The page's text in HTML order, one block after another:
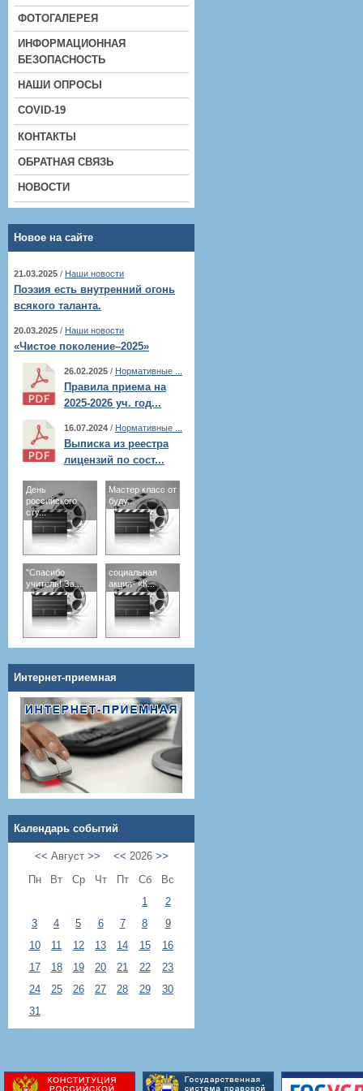
ФОТОГАЛЕРЕЯ
ИНФОРМАЦИОННАЯ
БЕЗОПАСНОСТЬ
НАШИ ОПРОСЫ
COVID-19
КОНТАКТЫ
ОБРАТНАЯ СВЯЗЬ
НОВОСТИ
Новое на сайте
21.03.2025 / Наши новости
Поэзия есть внутренний огонь
всякого таланта.
20.03.2025 / Наши новости
«Чистое поколение–2025»
26.02.2025 / Нормативные ...
Правила приема на
2025-2026 уч. год...
16.07.2024 / Нормативные ...
Выписка из реестра
лицензий по сост...
День
российского
сту...
Мастер класс от
буду...
"Спасибо
учитель! За...
социальная
акция- «К...
Интернет-приемная
Календарь событий
<< Август >> << 2026 >>
Пн
Вт Ср Чт Пт Сб
Вс
1
2
3
4 5 6 7 8
9
10
11 12 13 14 15
16
17
18 19 20 21 22
23
24
25 26 27 28 29
30
31